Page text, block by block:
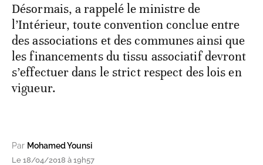
Désormais, a rappelé le ministre de
l’Intérieur, toute convention conclue entre
des associations et des communes ainsi que
les financements du tissu associatif devront
s’effectuer dans le strict respect des lois en
vigueur.
Par Mohamed Younsi
Le 18/04/2018 à 19h57